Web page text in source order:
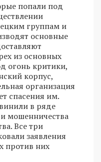
попали под
группам и
основные
из основных
огонь критики,
корпус,
организация
спасения им.
в ряде
и мошенничества
Все три
заявления
против них